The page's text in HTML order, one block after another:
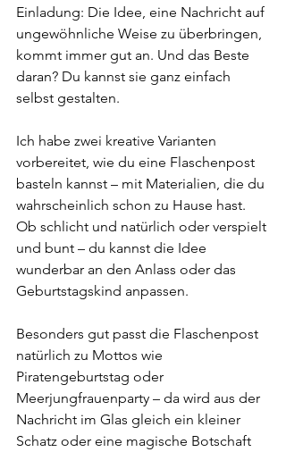
Einladung: Die Idee, eine Nachricht auf
ungewöhnliche Weise zu überbringen,
kommt immer gut an. Und das Beste
daran? Du kannst sie ganz einfach
selbst gestalten.
Ich habe zwei kreative Varianten
vorbereitet, wie du eine Flaschenpost
basteln kannst – mit Materialien, die du
wahrscheinlich schon zu Hause hast.
Ob schlicht und natürlich oder verspielt
und bunt – du kannst die Idee
wunderbar an den Anlass oder das
Geburtstagskind anpassen.
Besonders gut passt die Flaschenpost
natürlich zu Mottos wie
Piratengeburtstag oder
Meerjungfrauenparty – da wird aus der
Nachricht im Glas gleich ein kleiner
Schatz oder eine magische Botschaft